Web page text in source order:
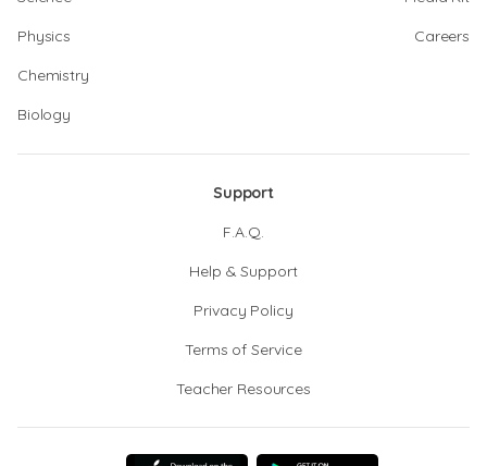
Physics
Chemistry
Biology
Careers
Support
F.A.Q.
Help & Support
Privacy Policy
Terms of Service
Teacher Resources